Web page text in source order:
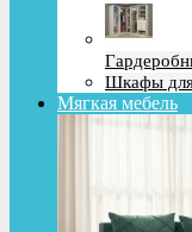
Шкафы
Мягкая мебель